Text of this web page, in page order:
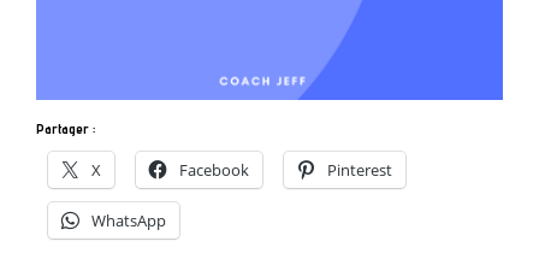
Partager :
X Facebook Pinterest
WhatsApp